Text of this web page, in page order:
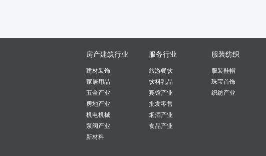
房产建筑行业
建材装饰
家居用品
五金产业
房地产业
机电机械
泵阀产业
新材料
服务行业
旅游餐饮
饮料乳品
宾馆产业
批发零售
烟酒产业
食品产业
服装纺织
服装鞋帽
珠宝首饰
织纺产业